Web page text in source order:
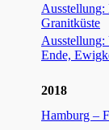
Ausstellung:
Granitküste
Ende,
2018
Hamburg –